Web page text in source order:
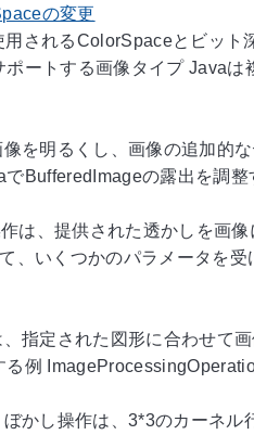
の変更
されるColorSpaceとビッ
ートする画像タイプ Java
を明るくし、画像の追加的
でBufferedImageの露出を調
は、提供された透かしを画
、いくつかのパラメータを
指定された図形に合わせて
る例
かし操作は、3*3のカーネ